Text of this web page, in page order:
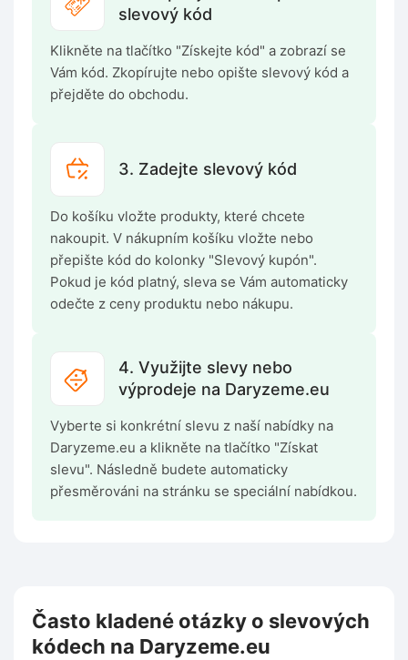
slevový kód
Klikněte na tlačítko "Získejte kód" a zobrazí se
Vám kód. Zkopírujte nebo opište slevový kód a
přejděte do obchodu.
3. Zadejte slevový kód
Do košíku vložte produkty, které chcete
nakoupit. V nákupním košíku vložte nebo
přepište kód do kolonky "Slevový kupón".
Pokud je kód platný, sleva se Vám automaticky
odečte z ceny produktu nebo nákupu.
4. Využijte slevy nebo
výprodeje na Daryzeme.eu
Vyberte si konkrétní slevu z naší nabídky na
Daryzeme.eu a klikněte na tlačítko "Získat
slevu". Následně budete automaticky
přesměrováni na stránku se speciální nabídkou.
Často kladené otázky o slevových
kódech na Daryzeme.eu